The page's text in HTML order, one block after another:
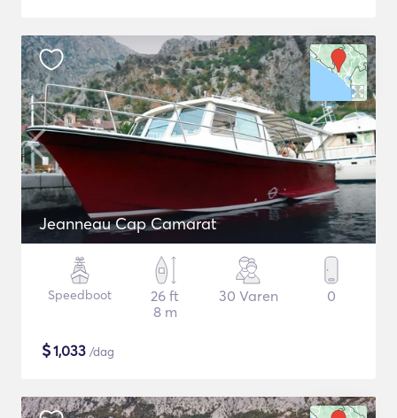
Jeanneau Cap Camarat
Speedboot
26 ft
8 m
30 Varen 0
$1,033 /dag